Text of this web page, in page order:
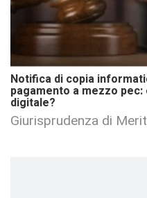
Notifica di copia
pagamento a mezzo
digitale?
Giurisprudenza di